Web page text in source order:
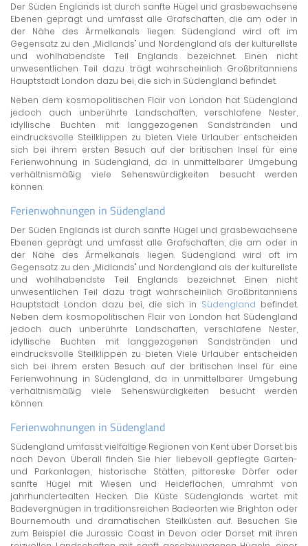
Der Süden Englands ist durch sanfte Hügel und grasbewachsene
Ebenen geprägt und umfasst alle Grafschaften, die am oder in
der Nähe des Ärmelkanals liegen. Südengland wird oft im
Gegensatz zu den „Midlands" und Nordengland als der kulturellste
und wohlhabendste Teil Englands bezeichnet. Einen nicht
unwesentlichen Teil dazu trägt wahrscheinlich Großbritanniens
Hauptstadt London dazu bei, die sich in Südengland befindet.
Neben dem kosmopolitischen Flair von London hat Südengland
jedoch auch unberührte Landschaften, verschlafene Nester,
idyllische Buchten mit langgezogenen Sandstränden und
eindrucksvolle Steilklippen zu bieten. Viele Urlauber entscheiden
sich bei ihrem ersten Besuch auf der britischen Insel für eine
Ferienwohnung in Südengland, da in unmittelbarer Umgebung
verhältnismäßig viele Sehenswürdigkeiten besucht werden
können.
Ferienwohnungen in Südengland
Der Süden Englands ist durch sanfte Hügel und grasbewachsene
Ebenen geprägt und umfasst alle Grafschaften, die am oder in
der Nähe des Ärmelkanals liegen. Südengland wird oft im
Gegensatz zu den „Midlands" und Nordengland als der kulturellste
und wohlhabendste Teil Englands bezeichnet. Einen nicht
unwesentlichen Teil dazu trägt wahrscheinlich Großbritanniens
Hauptstadt London dazu bei, die sich in Südengland befindet.
Neben dem kosmopolitischen Flair von London hat Südengland
jedoch auch unberührte Landschaften, verschlafene Nester,
idyllische Buchten mit langgezogenen Sandstränden und
eindrucksvolle Steilklippen zu bieten. Viele Urlauber entscheiden
sich bei ihrem ersten Besuch auf der britischen Insel für eine
Ferienwohnung in Südengland, da in unmittelbarer Umgebung
verhältnismäßig viele Sehenswürdigkeiten besucht werden
können.
Ferienwohnungen in Südengland
Südengland umfasst vielfältige Regionen von Kent über Dorset bis
nach Devon. Überall finden Sie hier liebevoll gepflegte Garten-
und Parkanlagen, historische Stätten, pittoreske Dörfer oder
sanfte Hügel mit Wiesen und Heideflächen, umrahmt von
jahrhundertealten Hecken. Die Küste Südenglands wartet mit
Badevergnügen in traditionsreichen Badeorten wie Brighton oder
Bournemouth und dramatischen Steilküsten auf. Besuchen Sie
zum Beispiel die Jurassic Coast in Devon oder Dorset mit ihren